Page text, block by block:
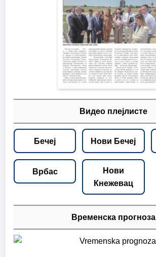
Видео плејлисте
Бечеј Нови Бечеј
Врбас
Нови
Кнежевац
Временска прогноза